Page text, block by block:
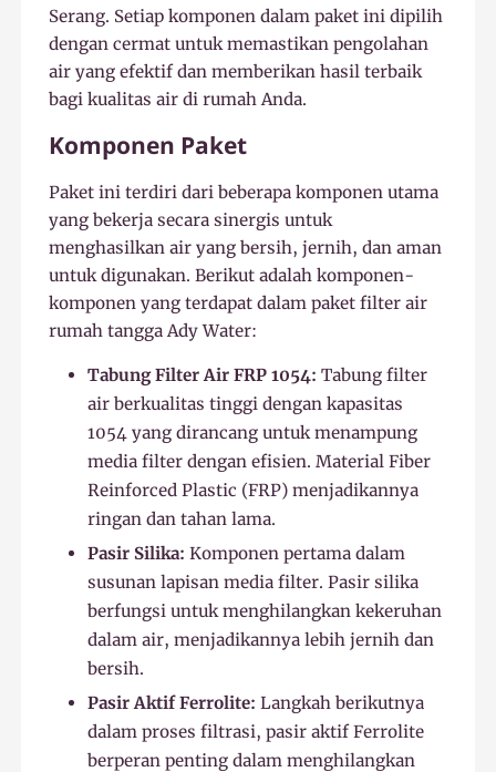
Serang. Setiap komponen dalam paket ini dipilih
dengan cermat untuk memastikan pengolahan
air yang efektif dan memberikan hasil terbaik
bagi kualitas air di rumah Anda.
Komponen Paket
Paket ini terdiri dari beberapa komponen utama
yang bekerja secara sinergis untuk
menghasilkan air yang bersih, jernih, dan aman
untuk digunakan. Berikut adalah komponen-
komponen yang terdapat dalam paket filter air
rumah tangga Ady Water:
Tabung Filter Air FRP 1054: Tabung filter
air berkualitas tinggi dengan kapasitas
1054 yang dirancang untuk menampung
media filter dengan efisien. Material Fiber
Reinforced Plastic (FRP) menjadikannya
ringan dan tahan lama.
Pasir Silika: Komponen pertama dalam
susunan lapisan media filter. Pasir silika
berfungsi untuk menghilangkan kekeruhan
dalam air, menjadikannya lebih jernih dan
bersih.
Pasir Aktif Ferrolite: Langkah berikutnya
dalam proses filtrasi, pasir aktif Ferrolite
berperan penting dalam menghilangkan